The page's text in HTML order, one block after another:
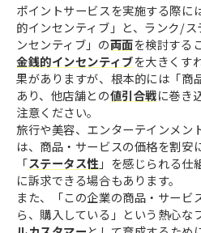
ポイントサービスを実施する際に
的インセンティブ」と、ランク/
ンセンティブ」の両面を検討する
金銭的インセンティブを大きくす
果がありますが、根本的には「商
あり、他店舗との値引合戦に巻き
注意ください。
旅行や美容、エンターテインメン
は、商品・サービスの価格を割安
「ステータス性 」を感じられる仕
に訴求できる場合もあります。
また、「この企業の商品・サービ
ら、購入している」という熱心な